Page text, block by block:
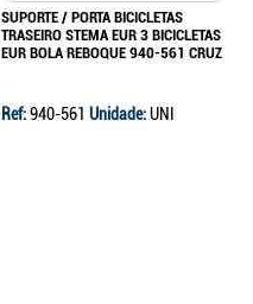
SUPORTE / PORTA BICICLETAS
TRASEIRO STEMA EUR 3 BICICLETAS
EUR BOLA REBOQUE 940-561 CRUZ
Ref:940-561 Unidade:UNI